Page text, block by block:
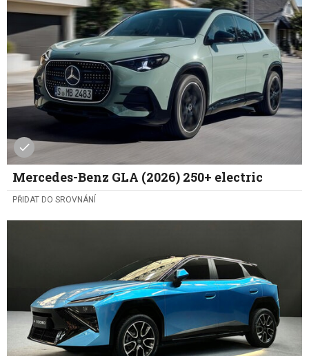
Mercedes-Benz GLA (2026) 250+ electric
PŘIDAT DO SROVNÁNÍ